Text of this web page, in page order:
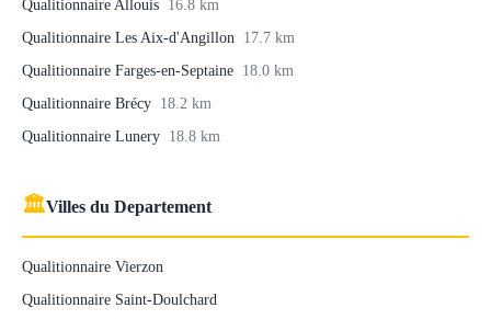
Qualitionnaire Allouis 16.8 km
Qualitionnaire Les Aix-d'Angillon 17.7 km
Qualitionnaire Farges-en-Septaine 18.0 km
Qualitionnaire Brécy 18.2 km
Qualitionnaire Lunery 18.8 km
🏛Villes du Departement
Qualitionnaire Vierzon
Qualitionnaire Saint-Doulchard